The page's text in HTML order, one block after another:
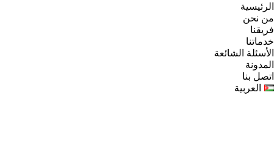
الرئيسية
من نحن
فريقنا
خدماتنا
الأسئلة الشائعة
المدونة
اتصل بنا
العربية